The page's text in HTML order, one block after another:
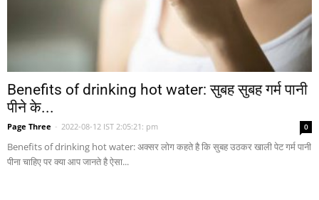
Benefits of drinking hot water: सुबह सुबह गर्म पानी
पीने के...
Page Three - 2022-08-12 IST 2:05:21: pm 0
Benefits of drinking hot water: अक्सर लोग कहते है कि सुबह उठकर खाली पेट गर्म पानी
पीना चाहिए पर क्या आप जानते है ऐसा...